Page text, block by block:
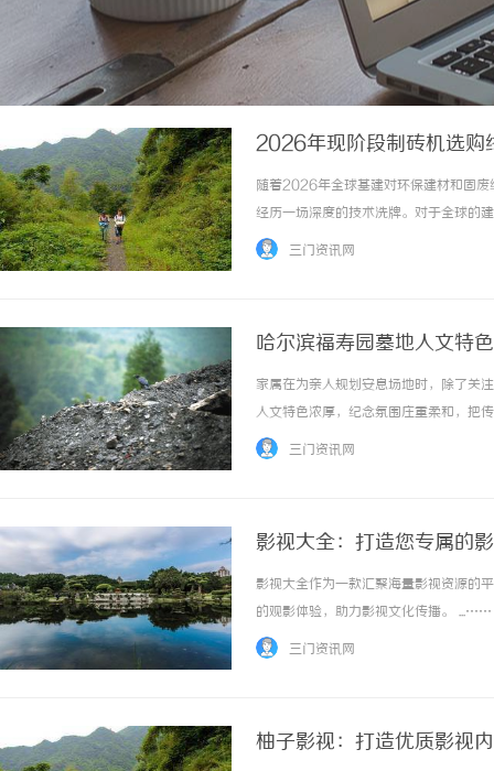
2026年现阶段制砖机选购
弈
随着2026年全球基建对环保建材和固
经历一场深度的技术洗牌。对于全球的
的是对全自动化生产线、伺服振动技术
三门资讯网
哈尔滨福寿园墓地人文特
家属在为亲人规划安息场地时，除了关
人文特色浓厚，纪念氛围庄重柔和，把
三门资讯网
影视大全：打造您专属的
影视大全作为一款汇聚海量影视资源的
的观影体验，助力影视文化传播。 ...……
三门资讯网
柚子影视：打造优质影视